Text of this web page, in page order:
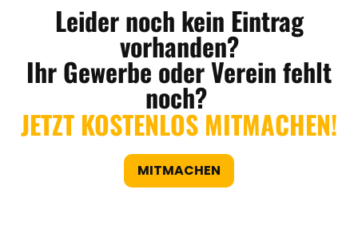
Leider noch kein Eintrag
vorhanden?
Ihr Gewerbe oder Verein fehlt
noch?
JETZT KOSTENLOS MITMACHEN!
MITMACHEN